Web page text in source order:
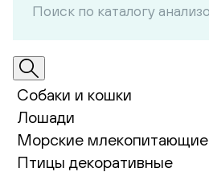
Собаки и кошки
Лошади
Морские млекопитающие
Птицы декоративные